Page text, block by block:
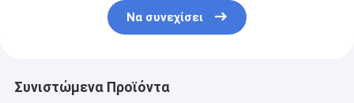
Να συνεχίσει
Συνιστώμενα Προϊόντα